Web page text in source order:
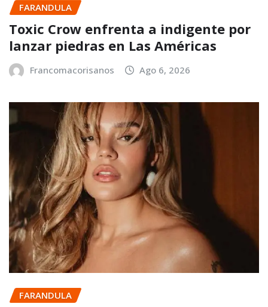
FARANDULA
Toxic Crow enfrenta a indigente por
lanzar piedras en Las Américas
Francomacorisanos Ago 6, 2026
FARANDULA